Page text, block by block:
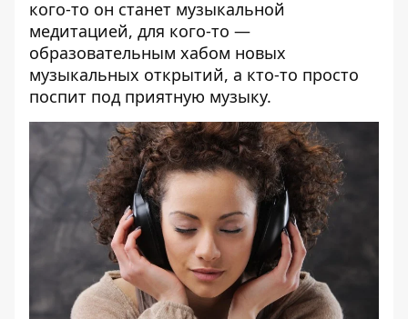
кого-то он станет музыкальной
медитацией, для кого-то —
образовательным хабом новых
музыкальных открытий, а кто-то просто
поспит под приятную музыку.